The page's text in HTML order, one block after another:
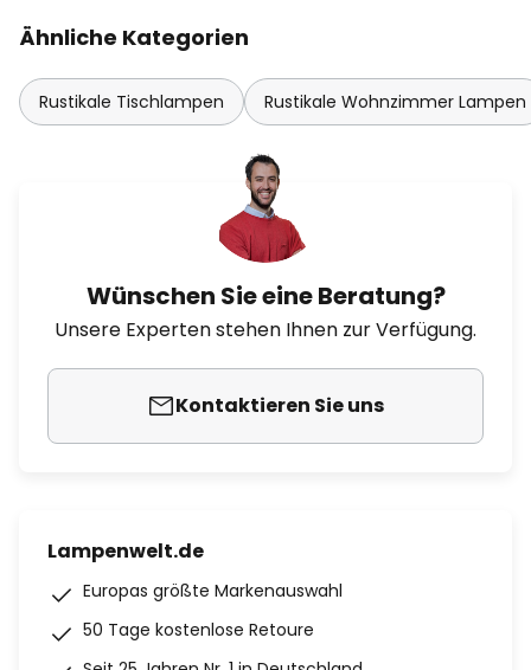
Ähnliche Kategorien
Rustikale Tischlampen Rustikale Wohnzimmer Lampen
Wünschen Sie eine Beratung?
Unsere Experten stehen Ihnen zur Verfügung.
Kontaktieren Sie uns
Lampenwelt.de
Europas größte Markenauswahl
50 Tage kostenlose Retoure